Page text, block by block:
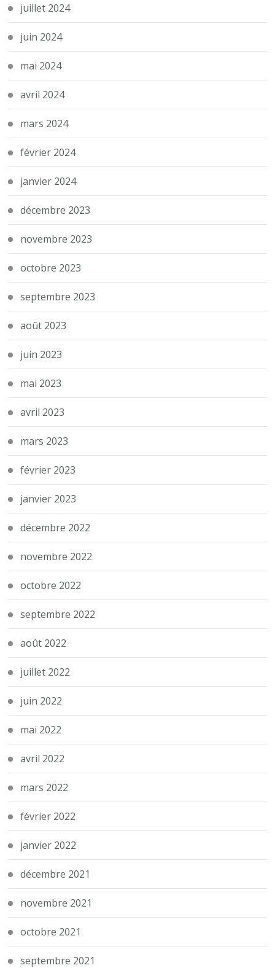
juillet 2024
juin 2024
mai 2024
avril 2024
mars 2024
février 2024
janvier 2024
décembre 2023
novembre 2023
octobre 2023
septembre 2023
août 2023
juin 2023
mai 2023
avril 2023
mars 2023
février 2023
janvier 2023
décembre 2022
novembre 2022
octobre 2022
septembre 2022
août 2022
juillet 2022
juin 2022
mai 2022
avril 2022
mars 2022
février 2022
janvier 2022
décembre 2021
novembre 2021
octobre 2021
septembre 2021